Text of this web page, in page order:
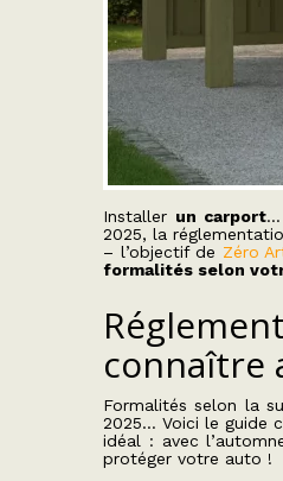
Installer un carport…
2025, la
– l’objectif de Zéro
formalités selon
connaître
Formalités selon la
2025… Voici le guide
idéal : avec
protéger votre auto !